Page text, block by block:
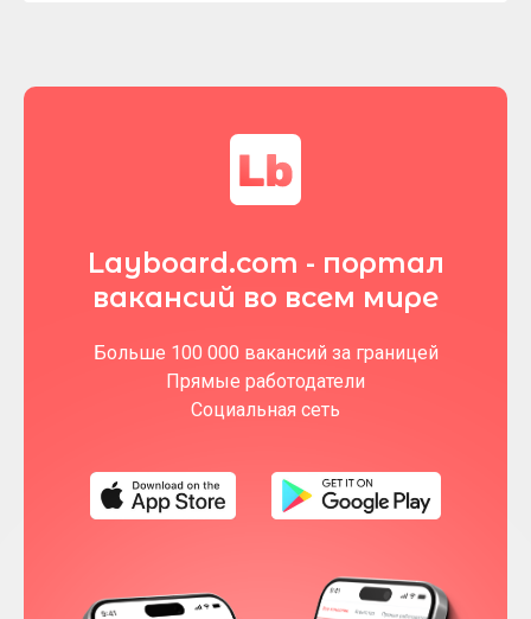
Layboard.com - портал
вакансий во всем мире
Больше 100 000 вакансий за границей
Прямые работодатели
Социальная сеть